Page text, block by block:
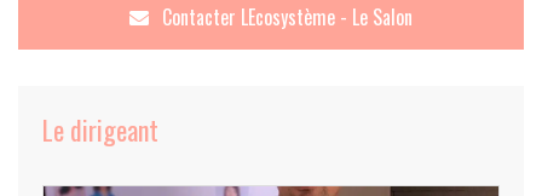
Contacter LEcosystème - Le Salon
Le dirigeant